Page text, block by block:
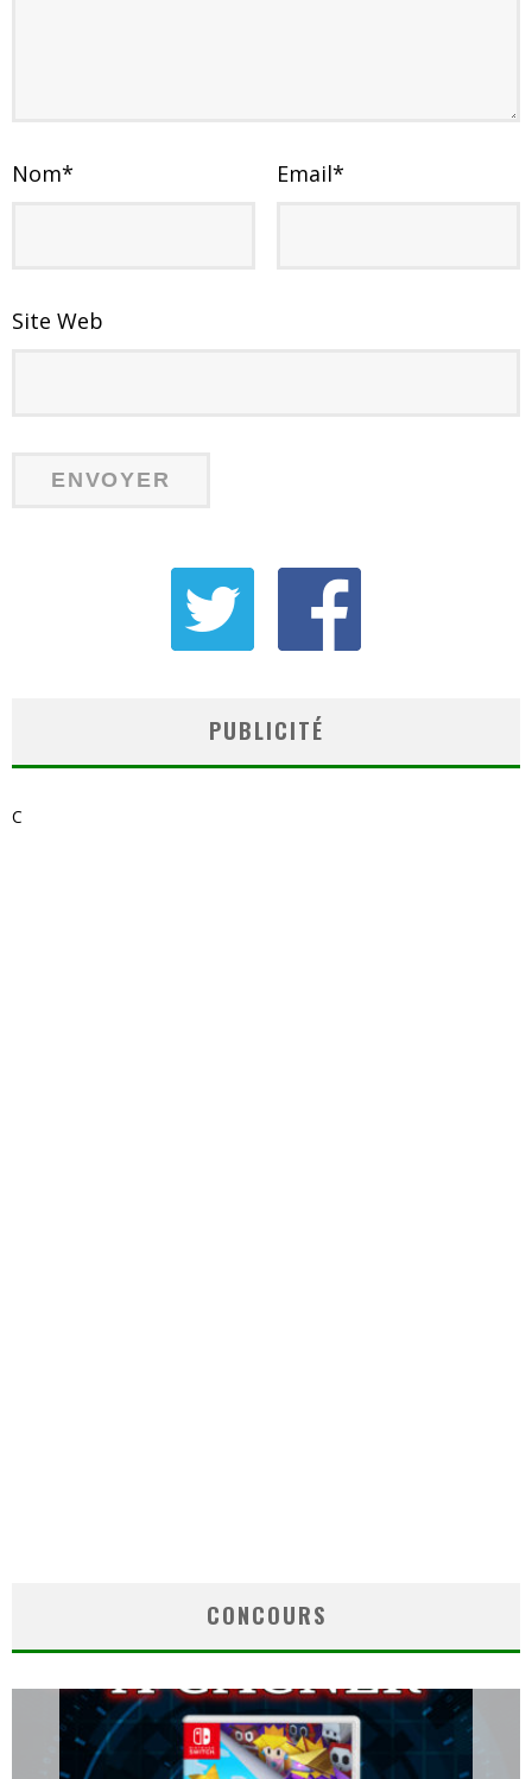
Nom* Email*
Site Web
PUBLICITÉ
C
CONCOURS